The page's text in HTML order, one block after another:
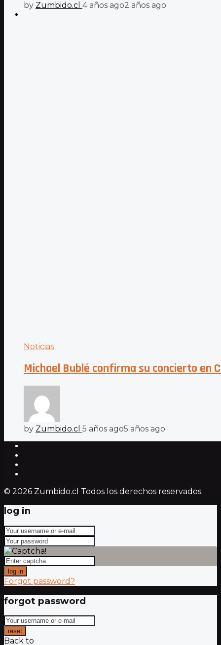
by Zumbido.cl 4 años ago2 años ago
Noticias
Michael Bublé confirma su concierto en
by Zumbido.cl 5 años ago5 años ago
© 2026 Zumbido.cl Todos los derechos reservados.
log in
log in
Forgot password?
forgot password
reset
Back to